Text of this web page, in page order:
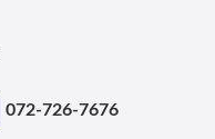
072-726-7676